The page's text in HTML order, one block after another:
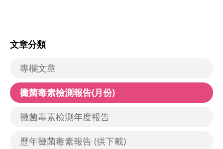
文章分類
專欄文章
黴菌毒素檢測報告(月份)
黴菌毒素檢測年度報告
歷年黴菌毒素報告 (供下載)